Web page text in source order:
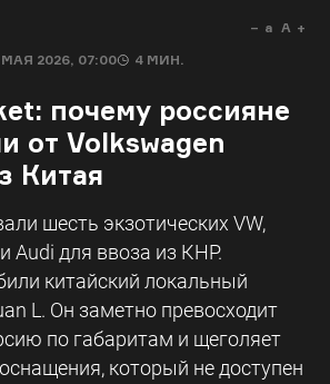
МАЯ 2026, 07:00 4 МИН.
a A
почему россияне
от Volkswagen
Китая
шесть экзотических VW,
Audi для ввоза из КНР.
китайский локальный
L. Он заметно превосходит
по габаритам и щеголяет
который не доступен